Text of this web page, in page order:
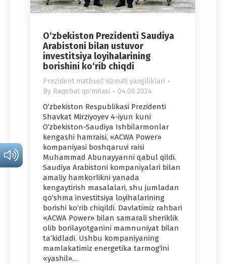
O‘zbekiston Prezidenti Saudiya
Arabistoni bilan ustuvor
investitsiya loyihalarining
borishini ko‘rib chiqdi
Prezident matbuot xizmati yangiliklari
By Raqobat qo'mitasi 04.06.2024
O‘zbekiston Respublikasi Prezidenti
Shavkat Mirziyoyev 4-iyun kuni
O‘zbekiston-Saudiya Ishbilarmonlar
kengashi hamraisi, «ACWA Power»
kompaniyasi boshqaruvi raisi
Muhammad Abunayyanni qabul qildi.
Saudiya Arabistoni kompaniyalari bilan
amaliy hamkorlikni yanada
kengaytirish masalalari, shu jumladan
qo‘shma investitsiya loyihalarining
borishi ko‘rib chiqildi. Davlatimiz rahbari
«ACWA Power» bilan samarali sheriklik
olib borilayotganini mamnuniyat bilan
ta’kidladi. Ushbu kompaniyaning
mamlakatimiz energetika tarmog‘ini
«yashil»…